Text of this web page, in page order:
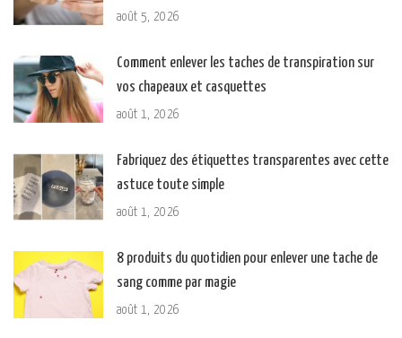
août 5, 2026
Comment enlever les taches de transpiration sur
vos chapeaux et casquettes
août 1, 2026
Fabriquez des étiquettes transparentes avec cette
astuce toute simple
août 1, 2026
8 produits du quotidien pour enlever une tache de
sang comme par magie
août 1, 2026